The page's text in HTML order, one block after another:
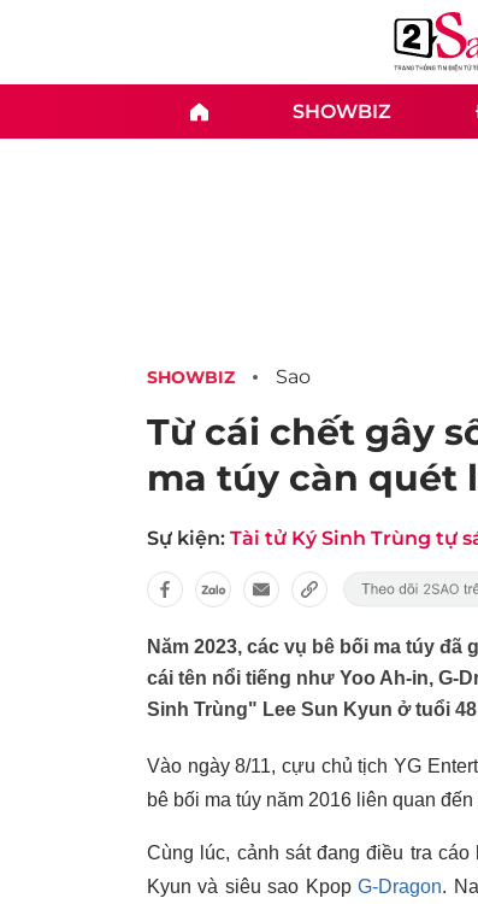
SHOWBIZ
SHOWBIZ Sao
Từ cái chết gây
ma túy càn quét
Sự kiện: Tài tử Ký Sinh Trùng tự
Năm 2023, các vụ bê bối ma túy
cái tên nổi tiếng như Yoo Ah-in, G-
Sinh Trùng" Lee Sun Kyun ở tuổi
Vào ngày 8/11, cựu chủ tịch YG
bê bối ma túy năm 2016 liên quan
Cùng lúc, cảnh sát đang điều tra
Kyun và siêu sao KpopG-Dragon.